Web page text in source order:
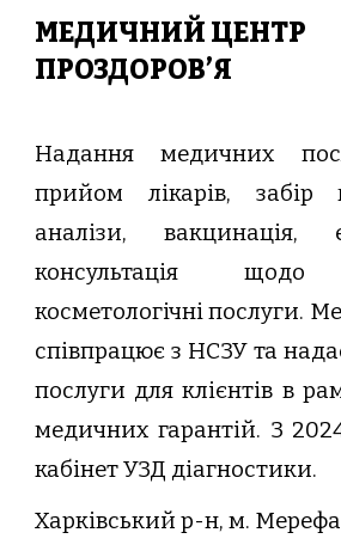
МЕДИЧНИЙ ЦЕНТР
ПРОЗДОРОВ’Я
Надання медичних
прийом лікарів, забір
аналізи, вакцинація,
консультація щодо
косметологічні послуги.
співпрацює з НСЗУ та
послуги для клієнтів в
медичних гарантій. З
кабінет УЗД діагностики.
Харківський р-н, м. Мерефа